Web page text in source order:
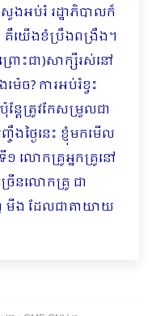
ងអប់រំ រដ្ឋាភិបាលក៏
គឺយើងខំប្រឹងពង្រឹង។
ះជា)សាក្សីរស់នៅ
ច? ការអប់រំខ្វះ
ែត្រូវកែសម្រួលជា
ងថ្ងៃនេះ ខ្ញុំមកមើល
១ លោកគ្រូអ្នកគ្រូនៅ
រើនលោកគ្រូ ជា
ង ដែលជាតាយាយ